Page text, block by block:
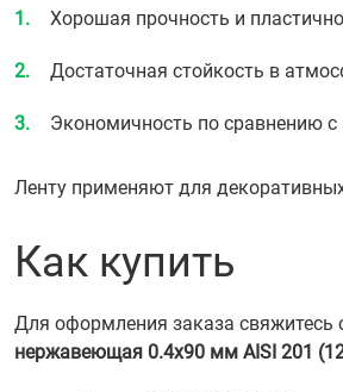
Хорошая прочность и
Достаточная стойкость в
Экономичность по сравнению с
Ленту применяют для
Как купить
Для оформления заказа свяжитесь
нержавеющая 0.4х90 мм AISI 201